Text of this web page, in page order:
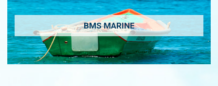
BMS MARINE